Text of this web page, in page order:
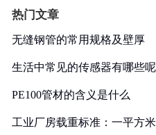
热门文章
无缝钢管的常用规格及壁厚
生活中常见的传感器有哪些呢
PE100管材的含义是什么
工业厂房载重标准：一平方